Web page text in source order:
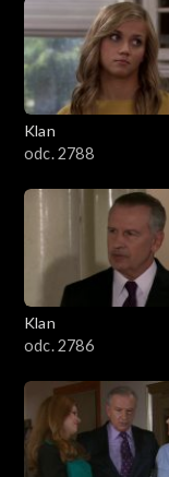
2501–2600
2401–2500
2301–2400
2201–2300
2101–2200
2001–2100
1901–2000
1801–1900
1701–1800
Klan
odc. 2788
Klan
odc. 2786